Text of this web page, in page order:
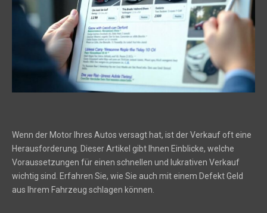
Wenn der Motor Ihres Autos versagt hat, ist der Verkauf oft eine
Herausforderung. Dieser Artikel gibt Ihnen Einblicke, welche
Voraussetzungen für einen schnellen und lukrativen Verkauf
wichtig sind. Erfahren Sie, wie Sie auch mit einem Defekt Geld
aus Ihrem Fahrzeug schlagen können.